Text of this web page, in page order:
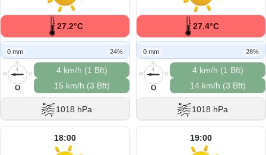
27.2°C
0 mm 24%
N
O
S
W
O
4 km/h (1 Bft)
15 km/h (3 Bft)
1018 hPa
27.4°C
0 mm 28%
N
O
S
W
O
4 km/h (1 Bft)
14 km/h (3 Bft)
1018 hPa
18:00 19:00